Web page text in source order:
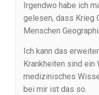
Irgendwo habe ich
gelesen, dass Krieg
Menschen
Ich kann das
Krankheiten sind ein
medizinisches
bei mir ist das so.